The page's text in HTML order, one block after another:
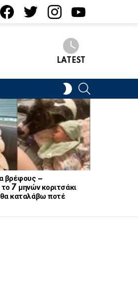
LATEST
SWITCH
SKIN
βρέφους –
7 μηνών κοριτσάκι
καταλάβω ποτέ